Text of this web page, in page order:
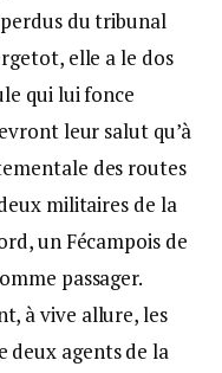
du tribunal
elle a le dos
qui lui fonce
leur salut qu’à
des routes
militaires de la
un Fécampois de
passager.
à vive allure, les
deux agents de la